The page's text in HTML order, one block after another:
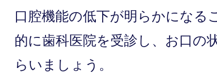
口腔機能の低下が明らかになる
的に歯科医院を受診し、お口の
らいましょう。